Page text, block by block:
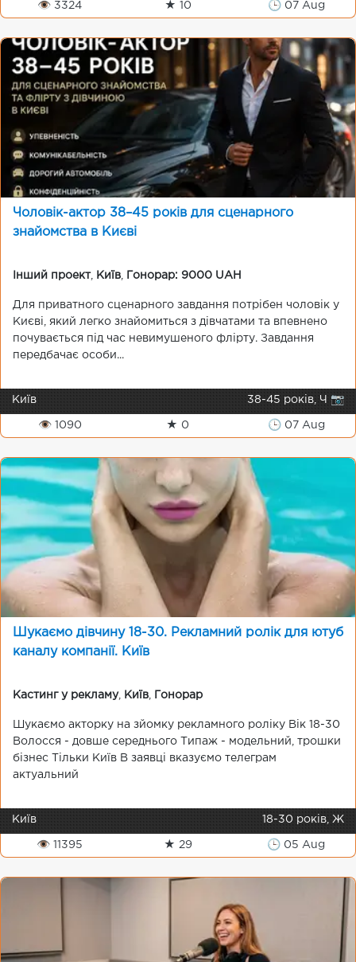
👁 3324 ★ 10 🕒 07 Aug
Чоловік-актор 38–45 років для сценарного
знайомства в Києві
Інший проект, Київ Гонорар: 9000 UAH
Для приватного сценарного завдання потрібен чоловік у
Києві, який легко знайомиться з дівчатами та впевнено
почувається під час невимушеного флірту. Завдання
передбачає особи...
Київ 38-45 років, Ч 📷
👁 1090 ★ 0 🕒 07 Aug
Шукаємо дівчину 18-30. Рекламний ролік для ютуб
каналу компанії. Київ
Кастинг у рекламу, Київ Гонорар
Шукаємо акторку на зйомку рекламного роліку Вік 18-30
Волосся - довше середнього Типаж - модельний, трошки
бізнес Тільки Київ В заявці вказуємо телеграм
актуальний
Київ 18-30 років, Ж
👁 11395 ★ 29 🕒 05 Aug